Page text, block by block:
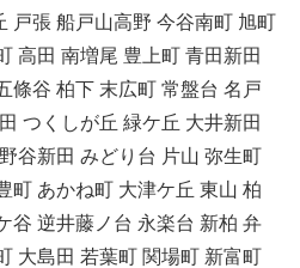
戸張 船戸山高野 今谷南町 旭町
高田 南増尾 豊上町 青田新田
條谷 柏下 末広町 常盤台 名戸
つくしが丘 緑ケ丘 大井新田
谷新田 みどり台 片山 弥生町
町 あかね町 大津ケ丘 東山 柏
谷 逆井藤ノ台 永楽台 新柏 弁
大島田 若葉町 関場町 新富町